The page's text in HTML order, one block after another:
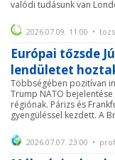
valódi tudásunk van
2026.07.09. 11:00 •
Európai tőzsde
lendületet
Többségében pozitívan
Trump NATO
régiónak. Párizs és
gyengüléssel kezdett. A
2026.07.07. 23:00 •